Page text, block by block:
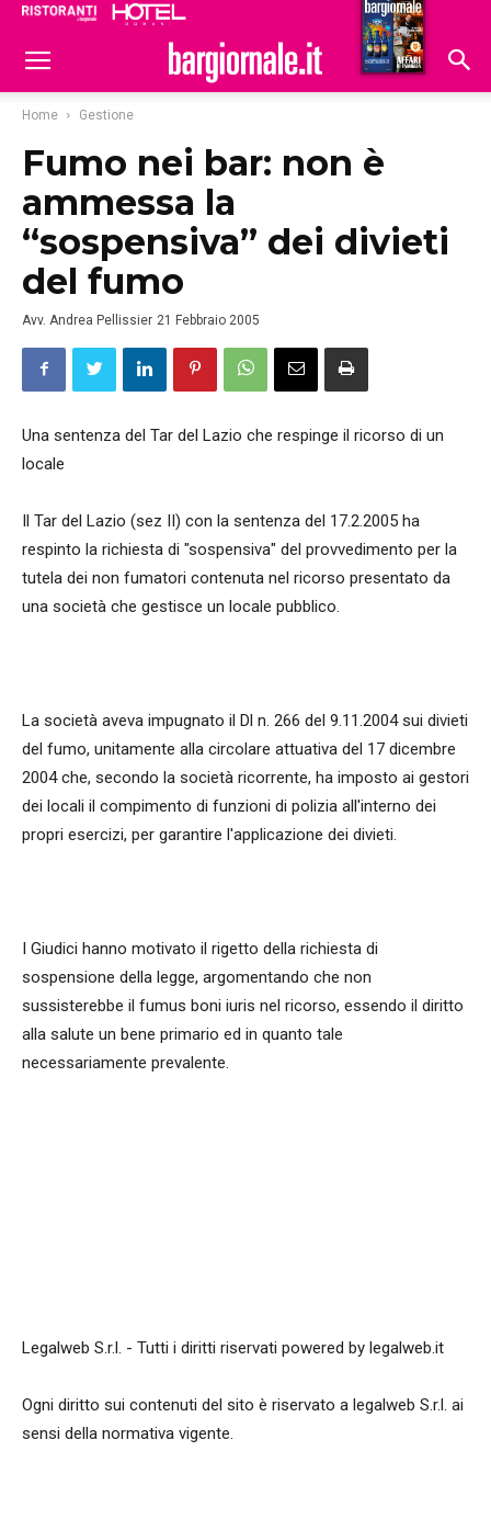
Hoteldomani
Home Gestione
Fumo nei bar: non è
ammessa la
“sospensiva” dei divieti
del fumo
Avv. Andrea Pellissier 21 Febbraio 2005
Una sentenza del Tar del Lazio che respinge il ricorso di un
locale
Il Tar del Lazio (sez II) con la sentenza del 17.2.2005 ha
respinto la richiesta di "sospensiva" del provvedimento per la
tutela dei non fumatori contenuta nel ricorso presentato da
una società che gestisce un locale pubblico.
La società aveva impugnato il Dl n. 266 del 9.11.2004 sui divieti
del fumo, unitamente alla circolare attuativa del 17 dicembre
2004 che, secondo la società ricorrente, ha imposto ai gestori
dei locali il compimento di funzioni di polizia all'interno dei
propri esercizi, per garantire l'applicazione dei divieti.
I Giudici hanno motivato il rigetto della richiesta di
sospensione della legge, argomentando che non
sussisterebbe il fumus boni iuris nel ricorso, essendo il diritto
alla salute un bene primario ed in quanto tale
necessariamente prevalente.
Legalweb S.r.l. - Tutti i diritti riservati powered by legalweb.it
Ogni diritto sui contenuti del sito è riservato a legalweb S.r.l. ai
sensi della normativa vigente.